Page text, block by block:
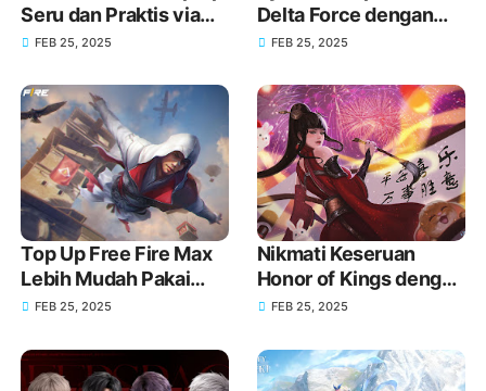
Seru dan Praktis via
GoPay
FEB 25, 2025
Delta Force dengan
Senjata Baru melalui
FEB 25, 2025
Top Up Free Fire Max
Lebih Mudah Pakai
GoPay!
FEB 25, 2025
Nikmati Keseruan
Honor of Kings dengan
Top Up melalui GoPay!
FEB 25, 2025